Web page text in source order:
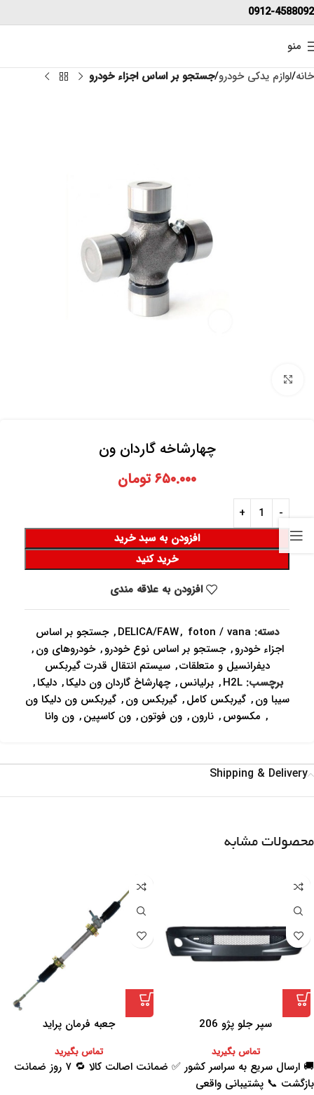
0912-4588092
منو
خانه لوازم یدکی خودرو جستجو بر اساس اجزاء خودرو
چهارشاخه گاردان ون
۶۵۰.۰۰۰ تومان
افزودن به سبد خرید
خرید کنید
افزودن به علاقه مندی
دسته: DELICA/FAW, foton / vana
, جستجو بر اساس
اجزاء خودرو, جستجو بر اساس نوع خودرو, خودروهای ون,
دیفرانسیل و متعلقات, سیستم انتقال قدرت گیربکس
برچسب: H2L
, برلیانس, چهارشاخ گاردان ون دلیکا, دلیکا,
سیبا ون, گیربکس کامل, گیربکس ون, گیربکس ون دلیکا ون
, مکسوس, نارون, ون فوتون, ون کاسپین, ون وانا
Shipping & Delivery
محصولات مشابه
سپر جلو پژو 206
تماس بگیرید
جعبه فرمان پراید
تماس بگیرید
🚚 ارسال سریع به سراسر کشور ✅ ضمانت اصالت کالا 🔁 ۷ روز ضمانت
بازگشت 📞 پشتیبانی واقعی